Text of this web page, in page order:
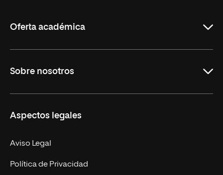
Oferta académica
Másteres Oficiales
Másteres Propios
Doctorados
Experto Universitario
Postgrados
Sobre nosotros
Facultades
Nuestro Equipo
Trabaja en UNIR
Aspectos legales
Aviso Legal
Política de Privacidad